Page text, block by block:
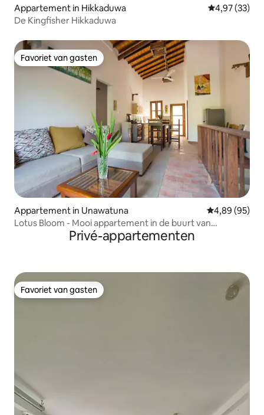
Appartement in Hikkaduwa Gemiddelde
4,97 (33)
De Kingfisher Hikkaduwa
Favoriet van gasten
Favoriet van gasten
Appartement in Unawatuna Gemiddelde
4,89 (95)
Lotus Bloom - Mooi appartement in de buurt van
Unawatuna BeachPrivé-appartementen
Favoriet van gasten
Favoriet van gasten